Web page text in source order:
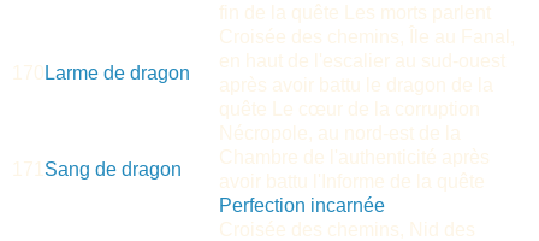
fin de la quête Les morts parlent
170 Larme de dragon
Croisée des chemins, Île au Fanal,
en haut de l'escalier au sud-ouest
après avoir battu le dragon de la
quête Le cœur de la corruption
171 Sang de dragon
Nécropole, au nord-est de la
Chambre de l'authenticité après
avoir battu l'Informe de la quête
Perfection incarnée
Croisée des chemins, Nid des